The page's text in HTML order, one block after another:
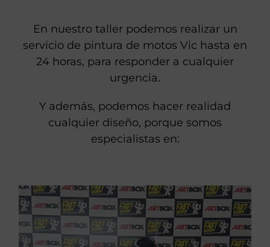
En nuestro taller podemos realizar un
servicio de pintura de motos Vic hasta en
24 horas, para responder a cualquier
urgencia.
Y además, podemos hacer realidad
cualquier diseño, porque somos
especialistas en: